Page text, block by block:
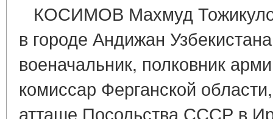
КОСИМОВ Махмуд
в городе Андижан
военачальник, полковник
комиссар Ферганской
атташе Посольства СССР в